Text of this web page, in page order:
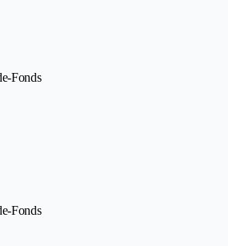
Fonds
Fonds